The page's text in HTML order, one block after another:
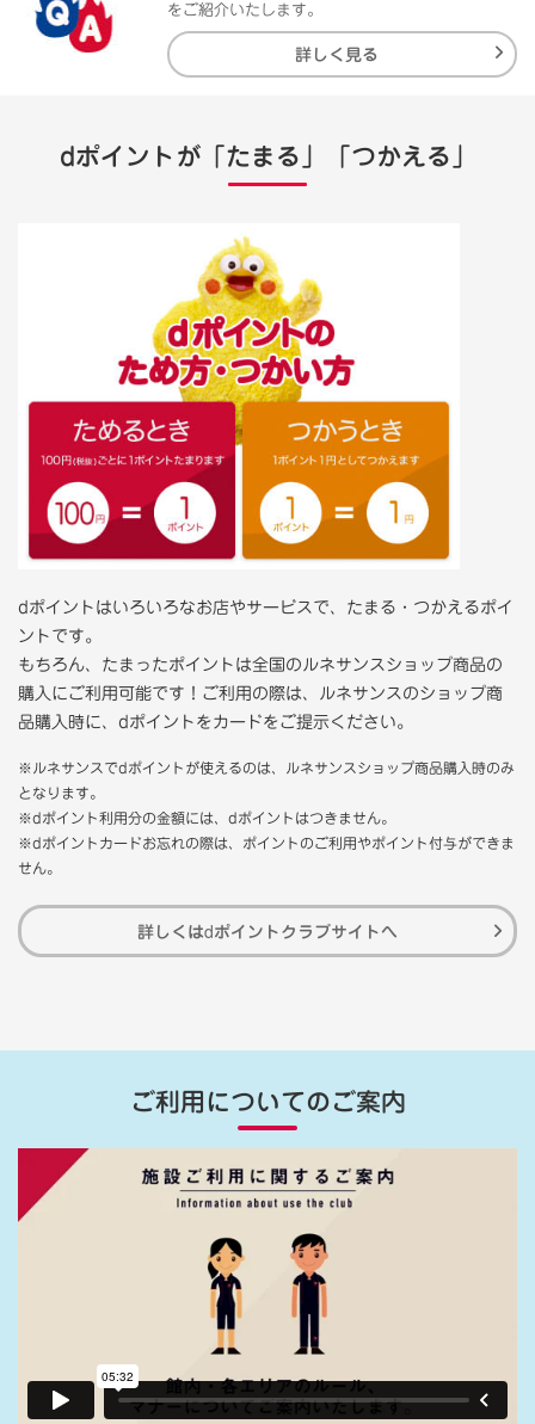
をご紹介いたします。
詳しく見る
dポイントが「たまる」「つかえる」
dポイントはいろいろなお店やサービスで、たまる・つかえるポイ
ントです。
もちろん、たまったポイントは全国のルネサンスショップ商品の
購入にご利用可能です！ご利用の際は、ルネサンスのショップ商
品購入時に、dポイントをカードをご提示ください。
※ルネサンスでdポイントが使えるのは、ルネサンスショップ商品購入時のみ
となります。
※dポイント利用分の金額には、dポイントはつきません。
※dポイントカードお忘れの際は、ポイントのご利用やポイント付与ができま
せん。
詳しくはdポイントクラブサイトへ
ご利用についてのご案内